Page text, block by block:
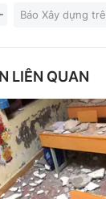
Báo Xây dựng
LIÊN QUAN